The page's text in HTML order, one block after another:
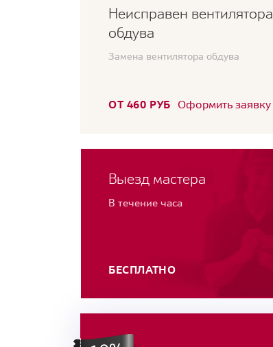
Неисправен вентилятора
обдува
Замена вентилятора обдува
ОТ 460 РУБ Оформить заявку
Выезд мастера
В течение часа
БЕСПЛАТНО